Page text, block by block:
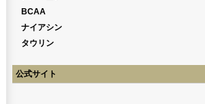
BCAA
ナイアシン
タウリン
公式サイト